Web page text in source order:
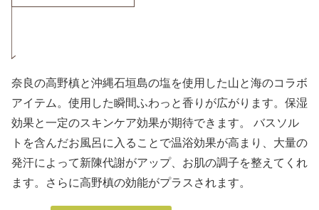
奈良の高野槙と沖縄石垣島の塩を使用した山と海のコラボ
アイテム。使用した瞬間ふわっと香りが広がります。保湿
効果と一定のスキンケア効果が期待できます。 バスソル
トを含んだお風呂に入ることで温浴効果が高まり、大量の
発汗によって新陳代謝がアップ、お肌の調子を整えてくれ
ます。さらに高野槙の効能がプラスされます。